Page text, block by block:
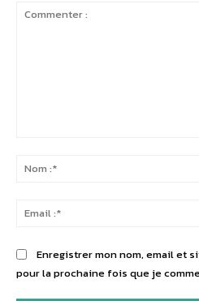
Enregistrer mon nom, email et
pour la prochaine fois que je